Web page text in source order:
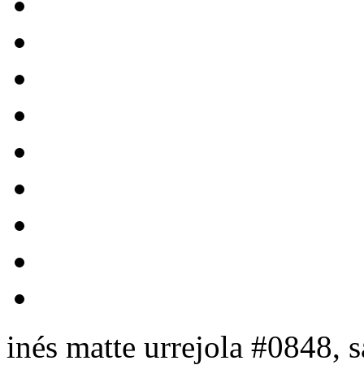
inés matte urrejola #0848,